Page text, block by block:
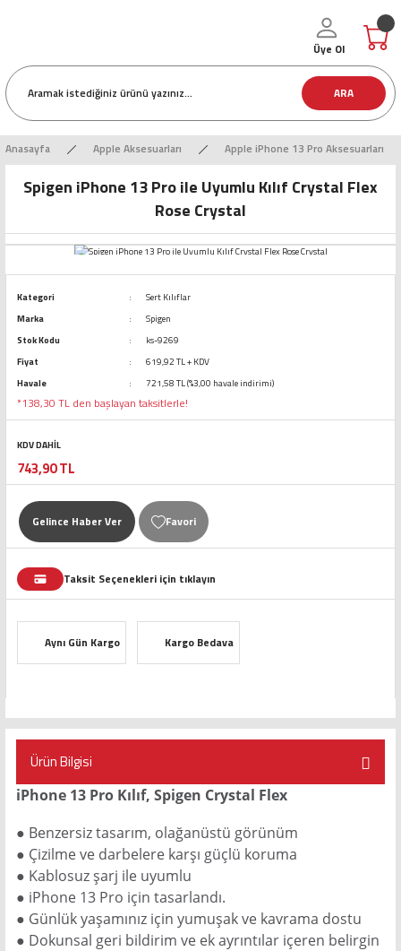
ARA
Üye Ol
Anasayfa Apple Aksesuarları Apple iPhone 13 Pro Aksesuarları
Spigen iPhone 13 Pro ile Uyumlu Kılıf Crystal Flex
Rose Crystal
Kategori
Sert Kılıflar
Marka
Spigen
Stok Kodu
ks-9269
Fiyat
619,92 TL + KDV
Havale
721,58 TL (%3,00 havale indirimi)
*138,30 TL den başlayan taksitlerle!
KDV DAHİL
743,90 TL
Gelince Haber Ver
Taksit Seçenekleri için tıklayın
Aynı Gün Kargo Kargo Bedava
Ürün Bilgisi
iPhone 13 Pro Kılıf, Spigen Crystal Flex
● Benzersiz tasarım, olağanüstü görünüm
● Çizilme ve darbelere karşı güçlü koruma
● Kablosuz şarj ile uyumlu
● iPhone 13 Pro için tasarlandı.
● Günlük yaşamınız için yumuşak ve kavrama dostu
● Dokunsal geri bildirim ve ek ayrıntılar içeren belirgin